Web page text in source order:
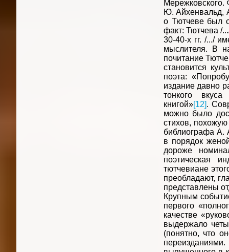
Мережковского.
Ю. Айхенвальд,
о Тютчеве был
факт: Тютчева /
30-40-х гг. /.../
мыслителя. В
почитание
становится
поэта:
издание давно
тонкого
книгой»[12].
можно было
стихов,
библиографа А.
в порядок
дороже
поэтическая
тютчевиане
преобладают,
представлены
Крупным
первого
качестве
выдержало
(понятно, что
переизданиями.